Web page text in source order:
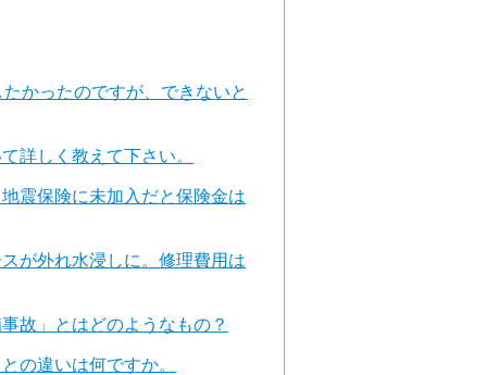
かったのですが、できないと
詳しく教えて下さい。
震保険に未加入だと保険金は
が外れ水浸しに。修理費用は
故」とはどのようなもの？
の違いは何ですか。